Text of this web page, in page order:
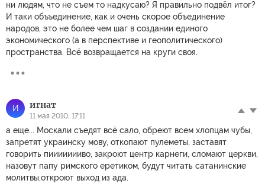
ни людям, что не съем то надкусаю? Я правильно подвёл итог?
И таки объъединение, как и очень скорое объединение
народов, это не более чем шаг в создании единого
экономического (а в перспективе и геополитического)
пространства. Всё возвращается на круги своя.
И игнат
11 мая 2010, 17:11
а еще... Москали съедят всё сало, обреют всем хлопцам чубы,
запретят украинску мову, откопают пулеметы, заставят
говорить пиииииииво, закроют центр карнеги, сломают церкви,
назовут папу римского еретиком, будут читать сатанинские
молитвы,откроют выход из ада.